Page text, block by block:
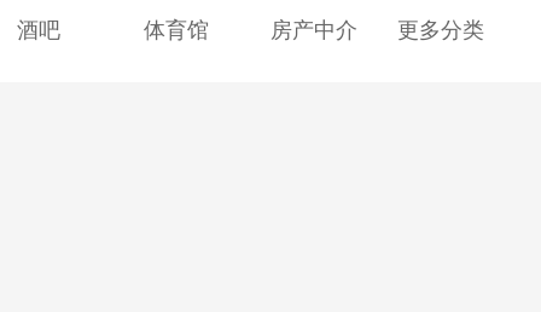
酒吧
体育馆 房产中介 更多分类